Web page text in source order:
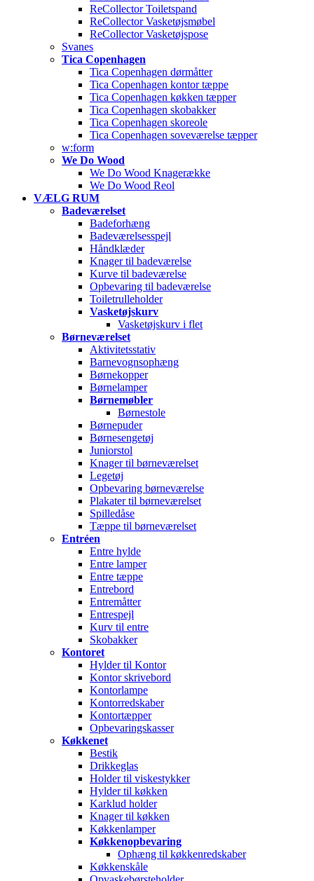
ReCollector Toiletspand
ReCollector Vasketøjsmøbel
ReCollector Vasketøjspose
Svanes
Tica Copenhagen
Tica Copenhagen dørmåtter
Tica Copenhagen kontor tæppe
Tica Copenhagen køkken tæpper
Tica Copenhagen skobakker
Tica Copenhagen skoreole
Tica Copenhagen soveværelse tæpper
w:form
We Do Wood
We Do Wood Knagerække
We Do Wood Reol
VÆLG RUM
Badeværelset
Badeforhæng
Badeværelsesspejl
Håndklæder
Knager til badeværelse
Kurve til badeværelse
Opbevaring til badeværelse
Toiletrulleholder
Vasketøjskurv
Vasketøjskurv i flet
Børneværelset
Aktivitetsstativ
Barnevognsophæng
Børnekopper
Børnelamper
Børnemøbler
Børnestole
Børnepuder
Børnesengetøj
Juniorstol
Knager til børneværelset
Legetøj
Opbevaring børneværelse
Plakater til børneværelset
Spilledåse
Tæppe til børneværelset
Entréen
Entre hylde
Entre lamper
Entre tæppe
Entrebord
Entremåtter
Entrespejl
Kurv til entre
Skobakker
Kontoret
Hylder til Kontor
Kontor skrivebord
Kontorlampe
Kontorredskaber
Kontortæpper
Opbevaringskasser
Køkkenet
Bestik
Drikkeglas
Holder til viskestykker
Hylder til køkken
Karklud holder
Knager til køkken
Køkkenlamper
Køkkenopbevaring
Ophæng til køkkenredskaber
Køkkenskåle